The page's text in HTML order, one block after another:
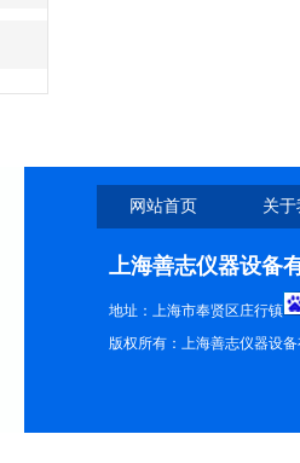
网站首页 关
上海善志仪器设备
地址：上海市奉贤区庄行镇
版权所有：上海善志仪器设